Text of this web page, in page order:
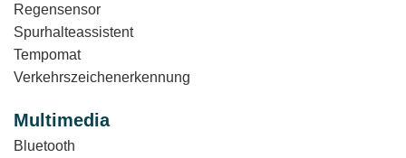
Regensensor
Spurhalteassistent
Tempomat
Verkehrszeichenerkennung
Multimedia
Bluetooth